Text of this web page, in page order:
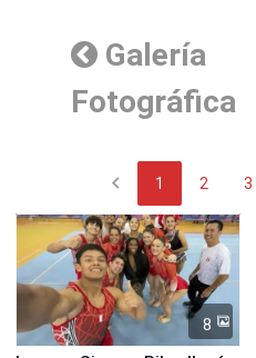
Galería
Fotográfica
chevron_left 1 2 3
8